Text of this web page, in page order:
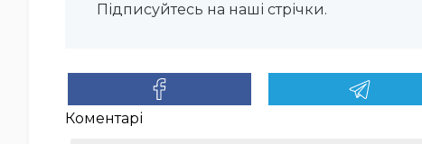
Підписуйтесь на наші стрічки.
Коментарі